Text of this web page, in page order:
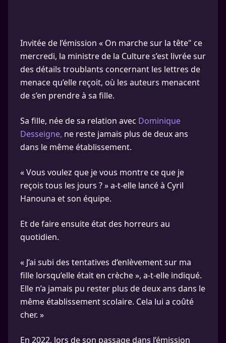
Invitée de l’émission « On marche sur la tête" ce
mercredi, la ministre de la Culture s’est livrée sur
des détails troublants concernant les lettres de
menace qu’elle reçoit, où les auteurs menacent
de s’en prendre à sa fille.
Sa fille, née de sa relation avec Dominique
Desseigne, ne reste jamais plus de deux ans
dans le même établissement.
« Vous voulez que je vous montre ce que je
reçois tous les jours ? » a-t-elle lancé à Cyril
Hanouna et son équipe.
Et de faire ensuite état des horreurs au
quotidien.
« J’ai subi des tentatives d’enlèvement sur ma
fille lorsqu’elle était en crèche », a-t-elle indiqué.
Elle n’a jamais pu rester plus de deux ans dans le
même établissement scolaire. Cela lui a coûté
cher. »
En 2022, lors de son passage dans l’émission